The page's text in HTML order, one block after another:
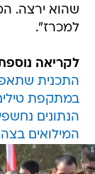
למכרז".
לקריאה
התכנית
במתקפת
הנתונים
המילואים